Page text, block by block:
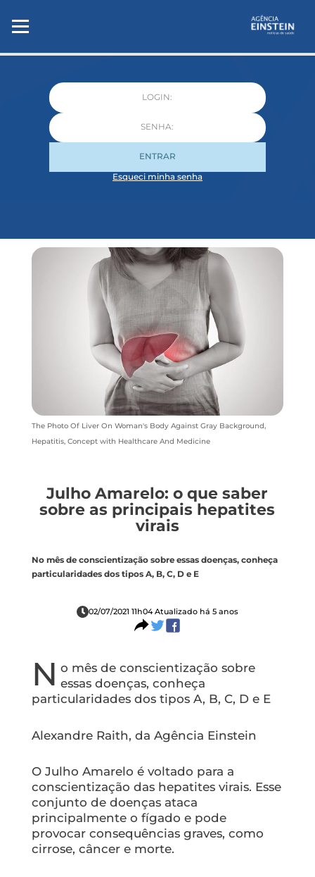
ENTRAR
Esqueci minha senha
The Photo Of Liver On Woman's Body Against Gray Background,
Hepatitis, Concept with Healthcare And Medicine
Julho Amarelo: o que saber
sobre as principais hepatites
virais
No mês de conscientização sobre essas doenças, conheça
particularidades dos tipos A, B, C, D e E
02/07/2021 11h04 Atualizado há 5 anos
N o mês de conscientização sobre
essas doenças, conheça
particularidades dos tipos A, B, C, D e E
Alexandre Raith, da Agência Einstein
O Julho Amarelo é voltado para a
conscientização das hepatites virais. Esse
conjunto de doenças ataca
principalmente o fígado e pode
provocar consequências graves, como
cirrose, câncer e morte.